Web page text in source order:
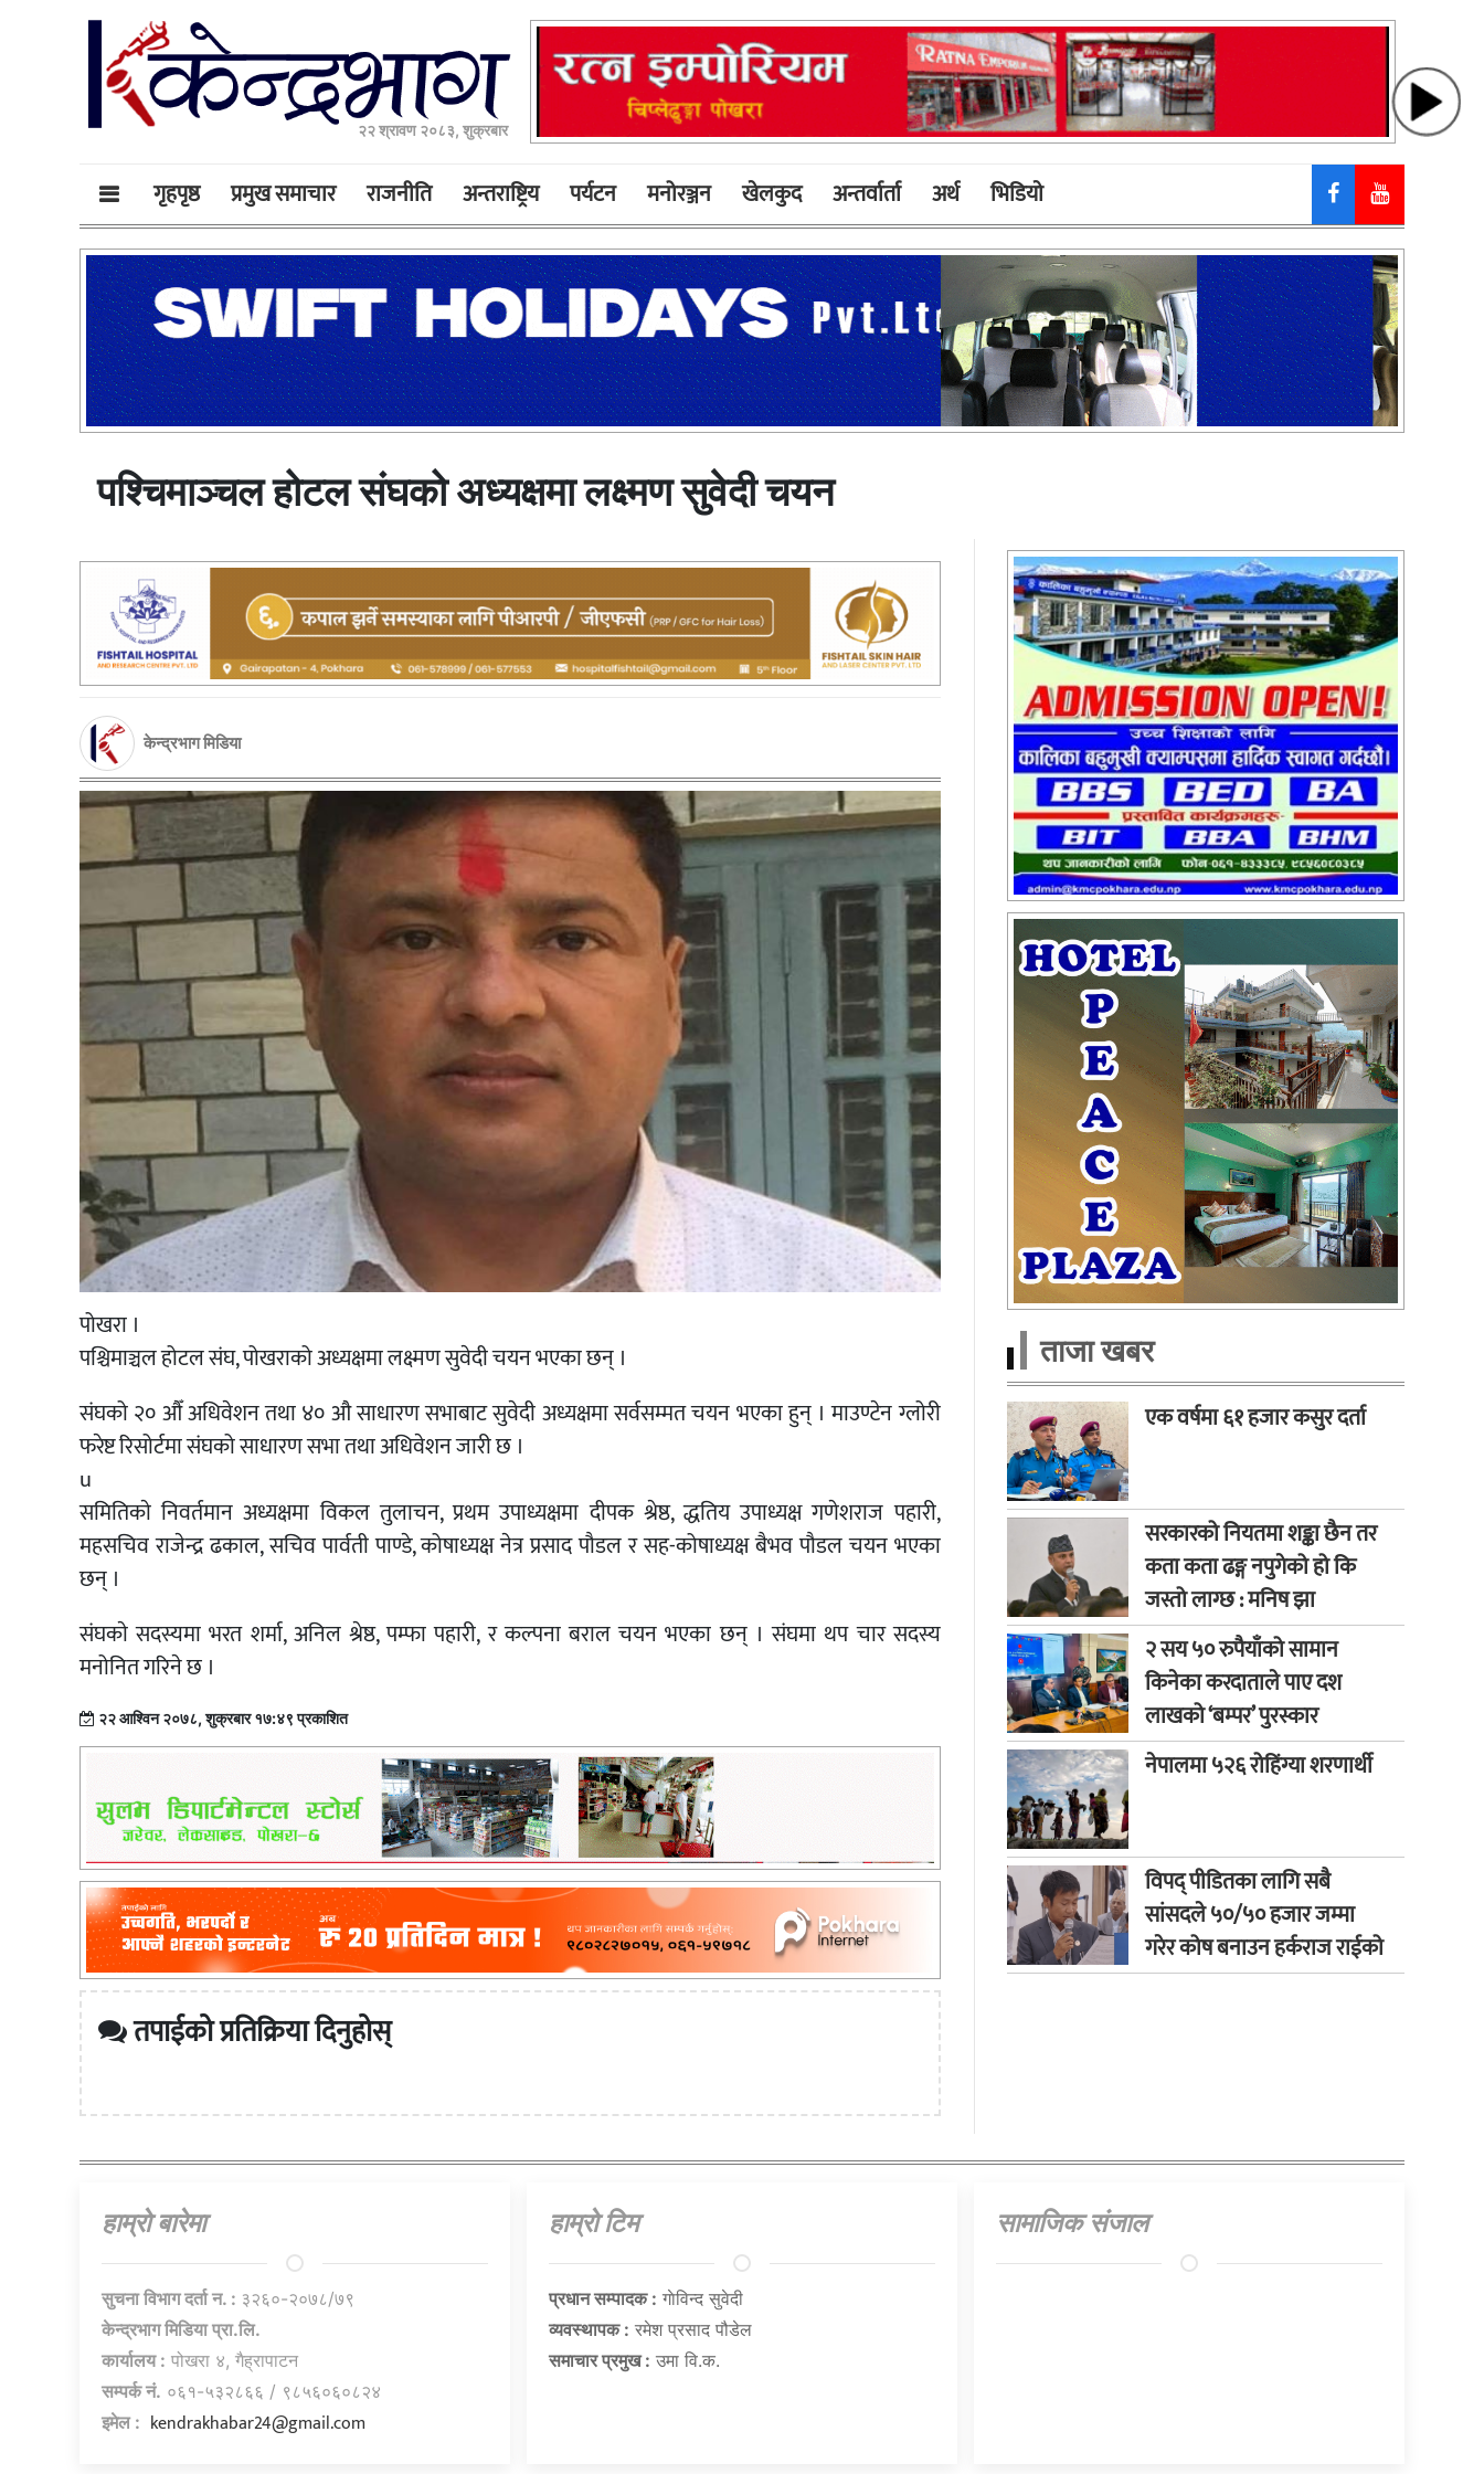
२२ श्रावण २०८३, शुक्रबार
गृहपृष्ठ प्रमुख समाचार राजनीति अन्तराष्ट्रिय पर्यटन मनोरञ्जन खेलकुद अन्तर्वार्ता अर्थ भिडियाे
पश्चिमाञ्चल होटल संघको अध्यक्षमा लक्ष्मण सुवेदी चयन
केन्द्रभाग मिडिया
पोखरा ।
पश्चिमाञ्चल होटल संघ, पोखराको अध्यक्षमा लक्ष्मण सुवेदी चयन भएका छन् ।
संघको २० औँ अधिवेशन तथा ४० औ साधारण सभाबाट सुवेदी अध्यक्षमा सर्वसम्मत चयन भएका हुन् । माउण्टेन ग्लोरी
फरेष्ट रिसोर्टमा संघको साधारण सभा तथा अधिवेशन जारी छ ।
u
समितिकाे निवर्तमान अध्यक्षमा विकल तुलाचन, प्रथम उपाध्यक्षमा दीपक श्रेष्ठ, द्धतिय उपाध्यक्ष गणेशराज पहारी,
महसचिव राजेन्द्र ढकाल, सचिव पार्वती पाण्डे, कोषाध्यक्ष नेत्र प्रसाद पौडल र सह-कोषाध्यक्ष बैभव पौडल चयन भएका
छन् ।
संघकाे सदस्यमा भरत शर्मा, अनिल श्रेष्ठ, पम्फा पहारी, र कल्पना बराल चयन भएका छन् । संघमा थप चार सदस्य
मनोनित गरिने छ ।
२२ आश्विन २०७८, शुक्रबार १७:४९ प्रकाशित
तपाईको प्रतिक्रिया दिनुहोस्
ताजा खबर
एक वर्षमा ६१ हजार कसुर दर्ता
सरकारको नियतमा शङ्का छैन तर
कता कता ढङ्ग नपुगेको हो कि
जस्तो लाग्छ : मनिष झा
२ सय ५० रुपैयाँको सामान
किनेका करदाताले पाए दश
लाखको ‘बम्पर’ पुरस्कार
नेपालमा ५२६ रोहिंग्या शरणार्थी
विपद् पीडितका लागि सबै
सांसदले ५०/५० हजार जम्मा
गरेर कोष बनाउन हर्कराज राईको
प्रस्ताव
हाम्राे बारेमा
सुचना विभाग दर्ता न. : ३२६०-२०७८/७९
केन्द्रभाग मिडिया प्रा.लि.
कार्यालय : पोखरा ४, गैह्रापाटन
सम्पर्क नं. ०६१-५३२८६६ / ९८५६०६०८२४
इमेल : kendrakhabar24@gmail.com
हाम्राे टिम
प्रधान सम्पादक : गाेविन्द सुवेदी
व्यवस्थापक : रमेश प्रसाद पौडेल
समाचार प्रमुख : उमा वि.क.
सामाजिक संजाल